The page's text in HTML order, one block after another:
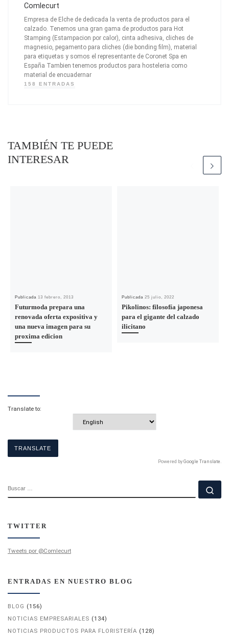
Comlecurt
Empresa de Elche de dedicada la venta de productos para el
calzado. Tenemos una gran gama de productos para Hot
Stamping (Estampacion por calor), cinta adhesiva, cliches de
magnesio, pegamento para cliches (die bonding film), material
para etiquetas y somos el representante de Coronet Spa en
España Tambien tenemos productos para hosteleria como
material de encuadernar
158 ENTRADAS
TAMBIÉN TE PUEDE
INTERESAR
Publicada13 febrero, 2013
Futurmoda prepara una
renovada oferta expositiva y
una nueva imagen para su
proxima edicion
Publicada25 julio, 2022
Pikolinos: filosofía japonesa
para el gigante del calzado
ilicitano
Translate to:
Powered by Google Translate
TWITTER
Tweets por @Comlecurt
ENTRADAS EN NUESTRO BLOG
BLOG (156)
NOTICIAS EMPRESARIALES (134)
NOTICIAS PRODUCTOS PARA FLORISTERÍA (128)